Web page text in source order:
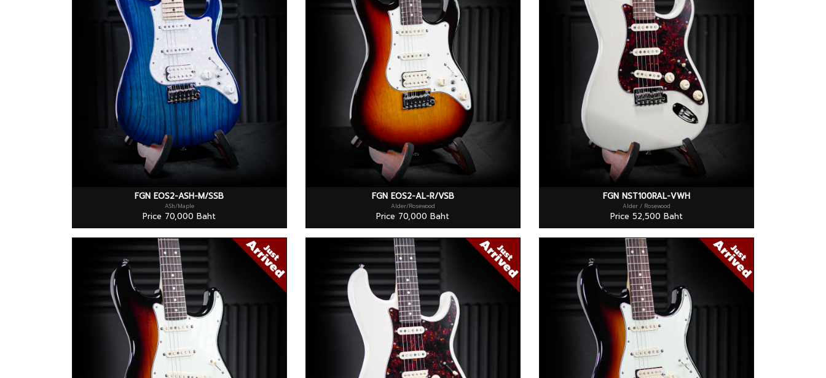
FGN EOS2-ASH-M/SSB
ASh/Maple
Price 70,000 Baht
FGN EOS2-AL-R/VSB
Alder/Rosewood
Price 70,000 Baht
FGN NST100RAL-VWH
Alder / Rosewood
Price 52,500 Baht